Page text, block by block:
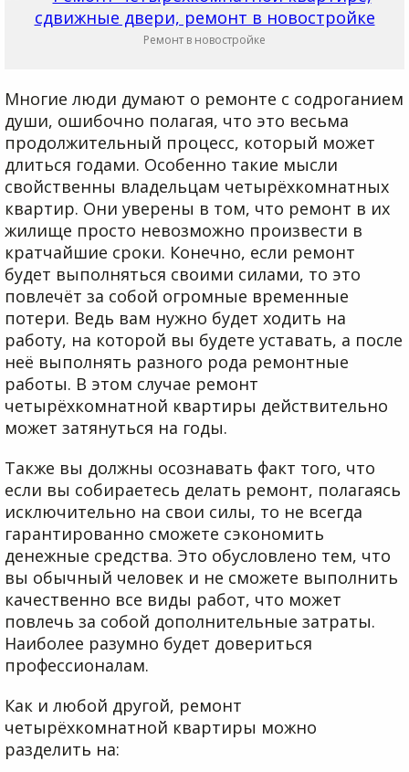
Ремонт в новостройке
Многие люди думают о ремонте с содроганием
души, ошибочно полагая, что это весьма
продолжительный процесс, который может
длиться годами. Особенно такие мысли
свойственны владельцам четырёхкомнатных
квартир. Они уверены в том, что ремонт в их
жилище просто невозможно произвести в
кратчайшие сроки. Конечно, если ремонт
будет выполняться своими силами, то это
повлечёт за собой огромные временные
потери. Ведь вам нужно будет ходить на
работу, на которой вы будете уставать, а после
неё выполнять разного рода ремонтные
работы. В этом случае ремонт
четырёхкомнатной квартиры действительно
может затянуться на годы.
Также вы должны осознавать факт того, что
если вы собираетесь делать ремонт, полагаясь
исключительно на свои силы, то не всегда
гарантированно сможете сэкономить
денежные средства. Это обусловлено тем, что
вы обычный человек и не сможете выполнить
качественно все виды работ, что может
повлечь за собой дополнительные затраты.
Наиболее разумно будет довериться
профессионалам.
Как и любой другой, ремонт
четырёхкомнатной квартиры можно
разделить на: